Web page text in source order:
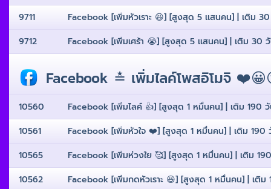
9711
Facebook [เพิ่มหัวเราะ 😆] [สูงสุด 5 เเสนคน] | เติม
9712
Facebook [เพิ่มเศร้า 😭] [สูงสุด 5 เเสนคน] | เติม
Facebook ≛ เพิ่มไลค์โพสอิโมจิ
10560
Facebook [เพิ่มไลค์ 👍] [สูงสุด 1 หมื่นคน] | เติม 190
10561
Facebook [เพิ่มหัวใจ ❤️] [สูงสุด 1 หมื่นคน] | เติม
10565
Facebook [เพิ่มห่วงใย 🥰] [สูงสุด 1 หมื่นคน] | เติม
10562
Facebook [เพิ่มกดหัวเราะ 😆] [สูงสุด 1 หมื่นคน] | เติ